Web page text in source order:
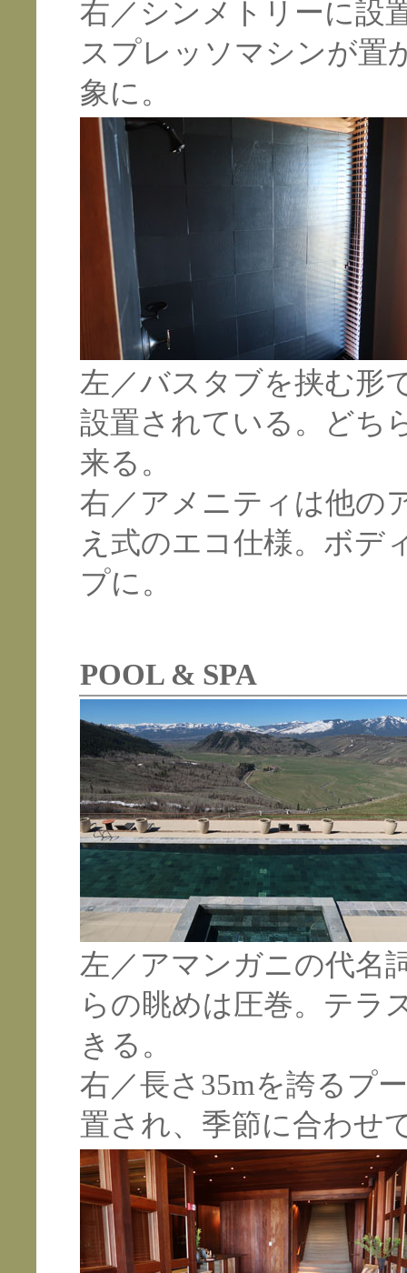
右／シンメトリーに設
スプレッソマシンが置
象に。
左／バスタブを挟む形
設置されている。どち
来る。
右／アメニティは他の
え式のエコ仕様。ボデ
プに。
POOL & SPA
左／アマンガニの代名
らの眺めは圧巻。テラ
きる。
右／長さ35mを誇るプ
置され、季節に合わせ